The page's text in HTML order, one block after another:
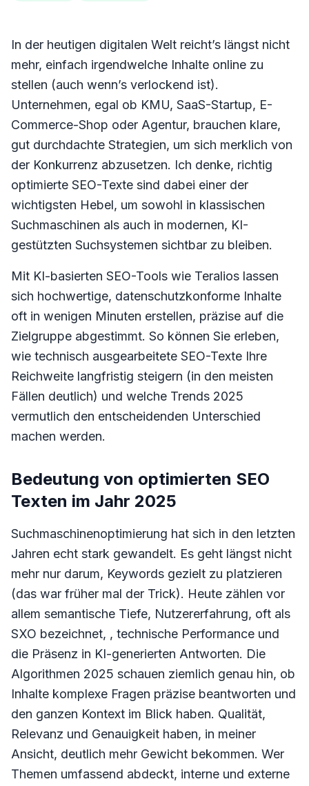
In der heutigen digitalen Welt reicht’s längst nicht
mehr, einfach irgendwelche Inhalte online zu
stellen (auch wenn’s verlockend ist).
Unternehmen, egal ob KMU, SaaS-Startup, E-
Commerce-Shop oder Agentur, brauchen klare,
gut durchdachte Strategien, um sich merklich von
der Konkurrenz abzusetzen. Ich denke, richtig
optimierte SEO-Texte sind dabei einer der
wichtigsten Hebel, um sowohl in klassischen
Suchmaschinen als auch in modernen, KI-
gestützten Suchsystemen sichtbar zu bleiben.
Mit KI-basierten SEO-Tools wie Teralios lassen
sich hochwertige, datenschutzkonforme Inhalte
oft in wenigen Minuten erstellen, präzise auf die
Zielgruppe abgestimmt. So können Sie erleben,
wie technisch ausgearbeitete SEO-Texte Ihre
Reichweite langfristig steigern (in den meisten
Fällen deutlich) und welche Trends 2025
vermutlich den entscheidenden Unterschied
machen werden.
Bedeutung von optimierten SEO
Texten im Jahr 2025
Suchmaschinenoptimierung hat sich in den letzten
Jahren echt stark gewandelt. Es geht längst nicht
mehr nur darum, Keywords gezielt zu platzieren
(das war früher mal der Trick). Heute zählen vor
allem semantische Tiefe, Nutzererfahrung, oft als
SXO bezeichnet, , technische Performance und
die Präsenz in KI-generierten Antworten. Die
Algorithmen 2025 schauen ziemlich genau hin, ob
Inhalte komplexe Fragen präzise beantworten und
den ganzen Kontext im Blick haben. Qualität,
Relevanz und Genauigkeit haben, in meiner
Ansicht, deutlich mehr Gewicht bekommen. Wer
Themen umfassend abdeckt, interne und externe